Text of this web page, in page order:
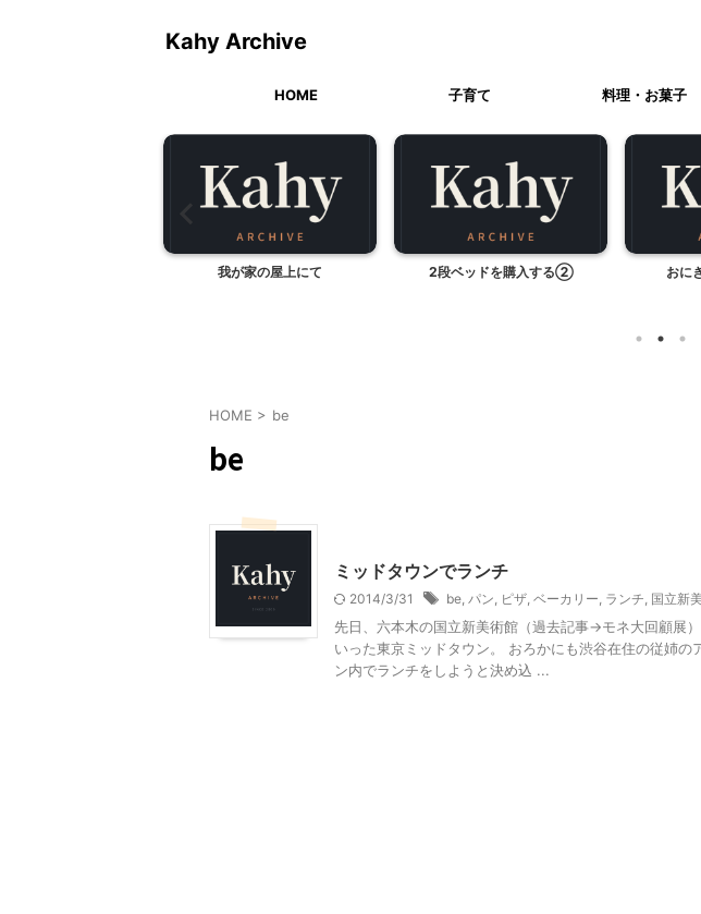
Kahy Archive
HOME 子育て 料理・お菓子
我が家の屋上にて 2段ベッドを購入する② おに
HOME > be
be
ミッドタウンでランチ
2014/3/31 be パン ピザ ベーカリー ランチ 国立新
先日、六本木の国立新美術館（過去記事→モネ大回顧展
いった東京ミッドタウン。 おろかにも渋谷在住の従姉の
ン内でランチをしようと決め込 ...